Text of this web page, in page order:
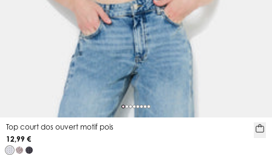
Top court dos ouvert motif pois
12,99 €